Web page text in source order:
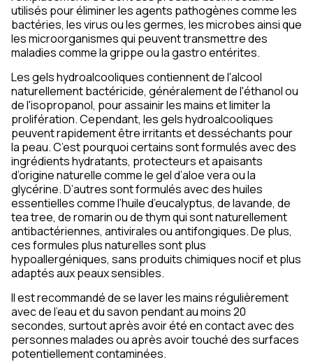
utilisés pour éliminer les agents pathogènes comme les
bactéries, les virus ou les germes, les microbes ainsi que
les microorganismes qui peuvent transmettre des
maladies comme la grippe ou la gastro entérites.
Les gels hydroalcooliques contiennent de l'alcool
naturellement bactéricide, généralement de l'éthanol ou
de l'isopropanol, pour assainir les mains et limiter la
prolifération. Cependant, les gels hydroalcooliques
peuvent rapidement être irritants et desséchants pour
la peau. C’est pourquoi certains sont formulés avec des
ingrédients hydratants, protecteurs et apaisants
d’origine naturelle comme le gel d’aloe vera ou la
glycérine. D’autres sont formulés avec des huiles
essentielles comme l’huile d’eucalyptus, de lavande, de
tea tree, de romarin ou de thym qui sont naturellement
antibactériennes, antivirales ou antifongiques. De plus,
ces formules plus naturelles sont plus
hypoallergéniques, sans produits chimiques nocif et plus
adaptés aux peaux sensibles.
Il est recommandé de se laver les mains régulièrement
avec de l'eau et du savon pendant au moins 20
secondes, surtout après avoir été en contact avec des
personnes malades ou après avoir touché des surfaces
potentiellement contaminées.